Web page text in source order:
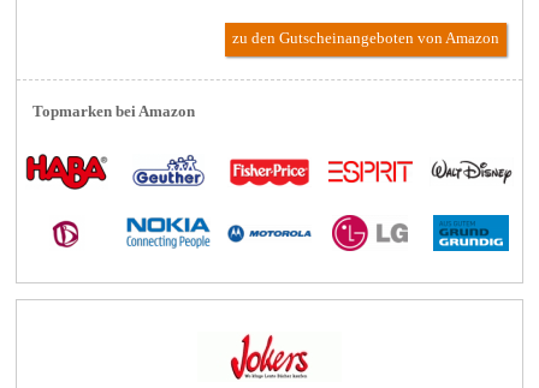
zu den Gutscheinangeboten von Amazon
Topmarken bei Amazon